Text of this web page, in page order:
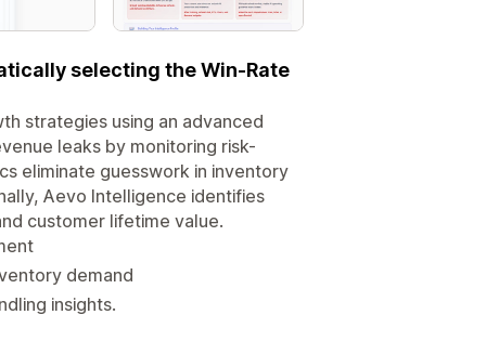
selecting the Win-Rate
strategies using an advanced
leaks by monitoring risk-
eliminate guesswork in inventory
Aevo Intelligence identifies
customer lifetime value.
demand
insights.